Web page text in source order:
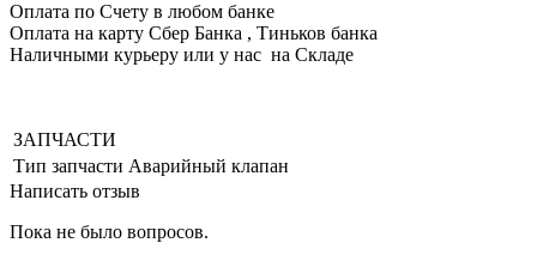
Оплата по Счету в любом банке
Оплата на карту Сбер Банка , Тиньков банка
Наличными курьеру или у нас на Складе
ЗАПЧАСТИ
Тип запчасти Аварийный клапан
Написать отзыв
Пока не было вопросов.